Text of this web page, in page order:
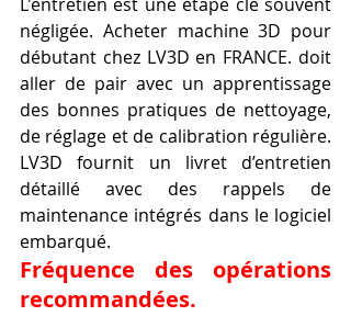
négligée. Acheter machine 3D pour
débutant chez LV3D en FRANCE. doit
aller de pair avec un apprentissage
des bonnes pratiques de nettoyage,
de réglage et de calibration régulière.
LV3D fournit un livret d’entretien
détaillé avec des rappels de
maintenance intégrés dans le logiciel
embarqué.
Fréquence des opérations
recommandées.